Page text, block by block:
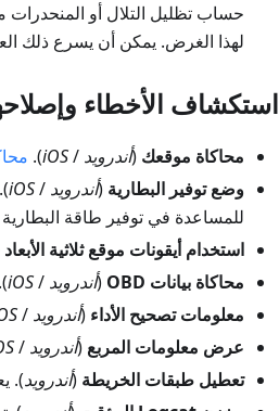
حساب تظليل التلال أو المنحدرات
لهذا الغرض. يمكن أن يسرع ذلك
استكشاف الأخطاء
محاكاة موقعك (أندرويد /
iOS
).
وضع توفير البطارية (أندرويد /
iOS
للمساعدة في توفير طاقة البطارية
استخدام أيقونات موقع ثلاثية الأبعاد
محاكاة بيانات OBD
(أندرويد /
iOS
معلومات تصحيح الأداء (أندرويد /
عرض معلومات المربع (أندرويد /
تعطيل طبقات الخريطة (أندرويد).